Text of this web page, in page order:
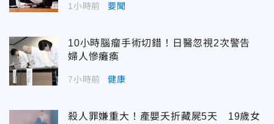
1小時前 要聞
10小時腦瘤手術切錯！日醫忽視2次警告
婦人慘癱瘓
7小時前 健康
殺人罪嫌重大！產嬰夭折藏屍5天 19歲女